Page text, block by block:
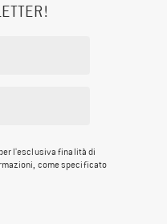
l'esclusiva finalità di
come specificato